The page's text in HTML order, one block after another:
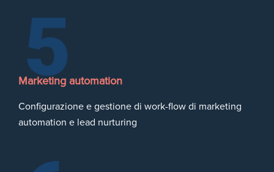
Marketing automation
Configurazione e gestione di work-flow di marketing
automation e lead nurturing